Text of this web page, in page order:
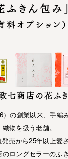
花ふきん包み」
料オプション）
七商店の花ふ
）の創業以来、手編
織物を扱う老舗。
売から25年以上愛さ
ロングセラーのふき